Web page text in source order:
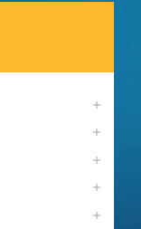




